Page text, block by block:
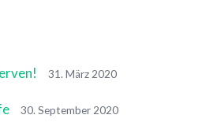
31. März 2020
30. September 2020